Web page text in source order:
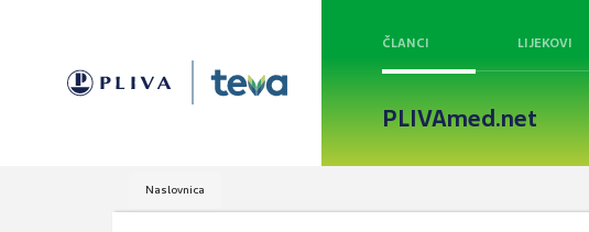
ČLANCI LIJEKOVI
PLIVAmed.net
Naslovnica